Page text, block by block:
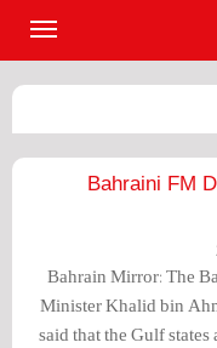
Bahraini FM
Bahrain Mirror: The
Minister Khalid bin
said that the Gulf